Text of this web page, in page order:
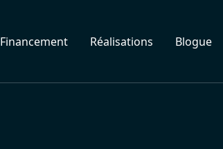
Financement Réalisations Blogue